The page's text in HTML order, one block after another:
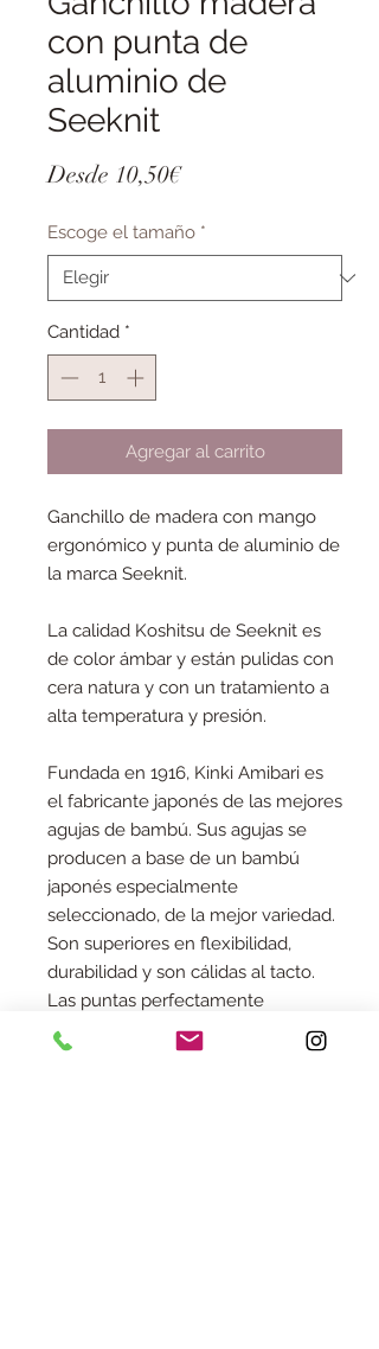
con punta de
aluminio de
Seeknit
Desde 10,50€Precio
oferta
Escoge el tamaño *
Cantidad *
Agregar al carrito
Ganchillo de madera con mango
ergonómico y punta de aluminio de
la marca Seeknit.
La calidad Koshitsu de Seeknit es
de color ámbar y están pulidas con
cera natura y con un tratamiento a
alta temperatura y presión.
Fundada en 1916, Kinki Amibari es
el fabricante japonés de las mejores
agujas de bambú. Sus agujas se
producen a base de un bambú
japonés especialmente
seleccionado, de la mejor variedad.
Son superiores en flexibilidad,
durabilidad y son cálidas al tacto.
Las puntas perfectamente
moldeadas están fabricadas
por hábiles artesanos